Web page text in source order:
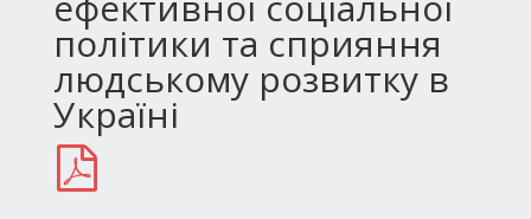
політики та сприяння
людському розвитку в
Україні